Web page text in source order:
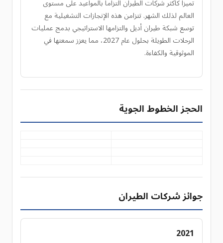
تميزاً كأكثر شركات الطيران التزاماً بالمواعيد على مستوى
العالم لذلك الشهر. تتزامن هذه الإنجازات التشغيلية مع
توسع شبكة طيران أديل والتزامها الاستراتيجي بدمج عمليات
الرحلات الطويلة بحلول عام 2027، مما يعزز سمعتها في
الموثوقية والكفاءة.
الحجز الخطوط الجوية
جوائز شركات الطيران
2021